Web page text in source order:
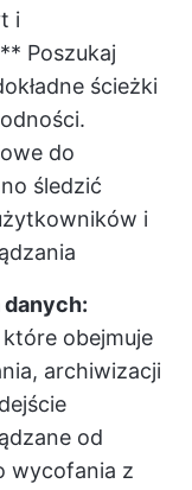
i
Poszukaj
ścieżki
do
śledzić
i
obejmuje
archiwizacji
od
wycofania z